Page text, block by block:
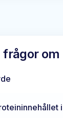
frågor om
i